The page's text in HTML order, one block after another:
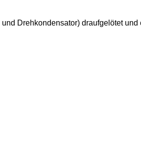
Drehkondensator) draufgelötet